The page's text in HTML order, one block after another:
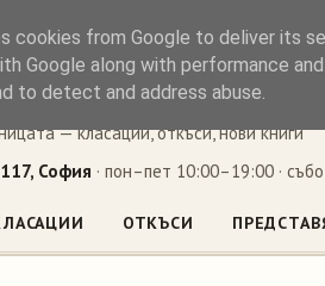
ъгъл
— класации, откъси, нови книги
София · пон–пет 10:00–19:00 ·
ОТКЪСИ
cookies from Google to deliver its
Google along with performance
to detect and address abuse.